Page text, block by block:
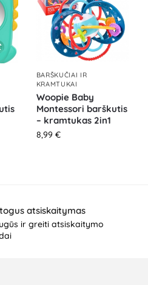
BARŠKUČIAI IR
KRAMTUKAI
Woopie Baby
Montessori barškutis
– kramtukas 2in1
8,99 €
atsiskaitymas
ir greiti atsiskaitymo